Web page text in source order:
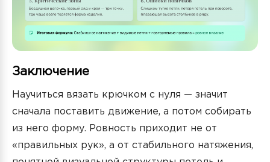
Заключение
Научиться вязать крючком с нуля — значит
сначала поставить движение, а потом собирать
из него форму. Ровность приходит не от
«правильных рук», а от стабильного натяжения,